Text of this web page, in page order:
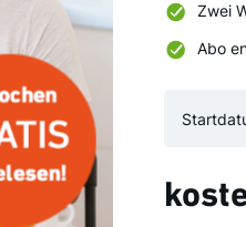
Zwei
Abo